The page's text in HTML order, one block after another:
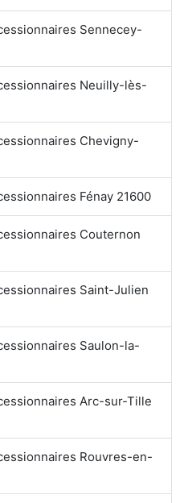
Sennecey-
Neuilly-lès-
Chevigny-
Fénay 21600
Couternon
Saint-Julien
Saulon-la-
Arc-sur-Tille
Rouvres-en-